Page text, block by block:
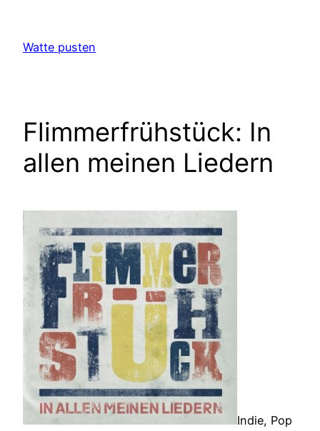
springen
Watte pusten
Flimmerfrühstück: In
allen meinen Liedern
Indie, Pop